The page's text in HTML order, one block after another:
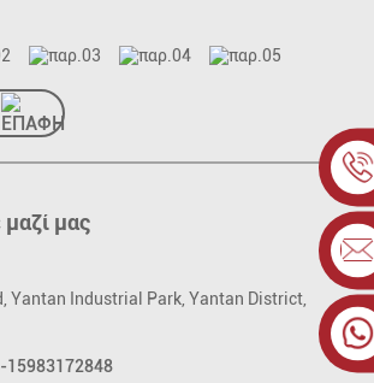
μας
Yantan Industrial Park, Yantan District,
15983172848